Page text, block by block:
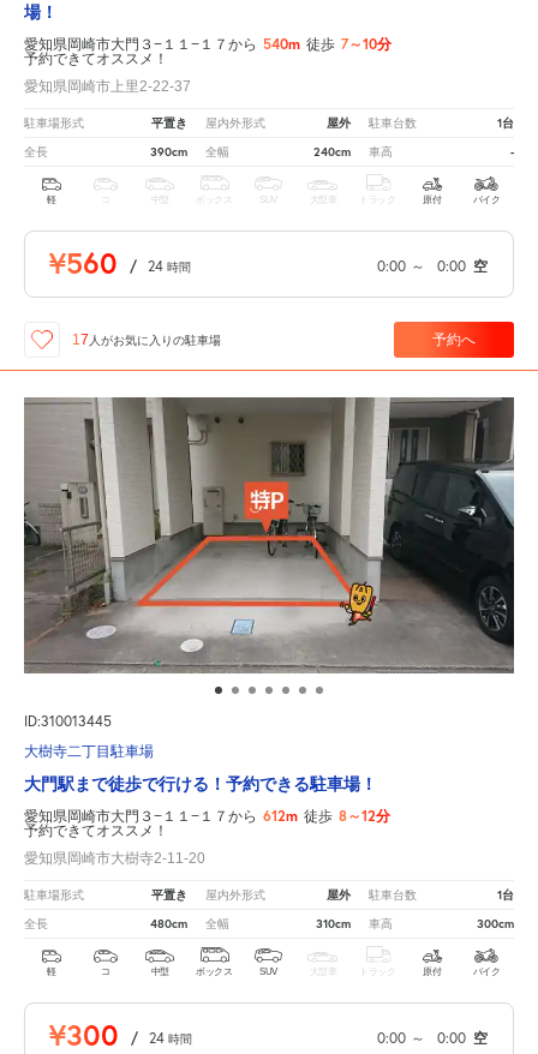
場！
愛知県岡崎市大門３−１１−１７から 540m 徒歩 7～10分
予約できてオススメ！
愛知県岡崎市上里2-22-37
駐車場形式 平置き 屋内外形式 屋外 駐車台数 1台
全長 390cm 全幅 240cm 車高 -
軽 中型 ボックス SUV 大型車 トラック 原付 バイク
¥560 / 24 時間 0:00 ～ 0:00 空
17 人がお気に入りの駐車場 予約へ
ID:310013445
大樹寺二丁目駐車場
大門駅まで徒歩で行ける！予約できる駐車場！
愛知県岡崎市大門３−１１−１７から 612m 徒歩 8～12分
予約できてオススメ！
愛知県岡崎市大樹寺2-11-20
駐車場形式 平置き 屋内外形式 屋外 駐車台数 1台
全長 480cm 全幅 310cm 車高 300cm
軽 コ 中型 ボックス SUV 大型車 トラック 原付 バイク
¥300 / 24 時間 0:00 ～ 0:00 空